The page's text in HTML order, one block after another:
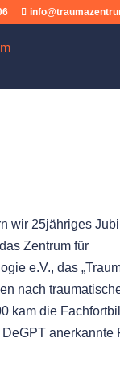
wir 25jähriges
Zentrum für
e.V., das
nach
kam die
anerkannte